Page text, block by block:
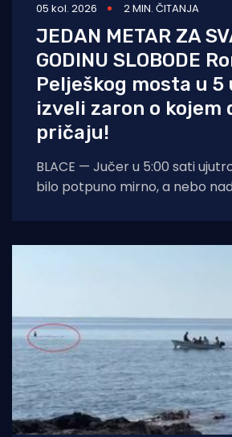
05 kol. 2026 2 MIN. ČITANJA
JEDAN METAR ZA
GODINU SLOBODE
Pelješkog mosta u
izveli zaron o kojem
pričaju!
BLACE — Jučer u 5:00 sati
bilo potpuno mirno, a nebo